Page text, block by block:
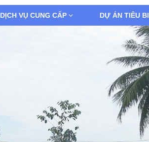
DỊCH VỤ CUNG CẤP DỰ ÁN TIÊU